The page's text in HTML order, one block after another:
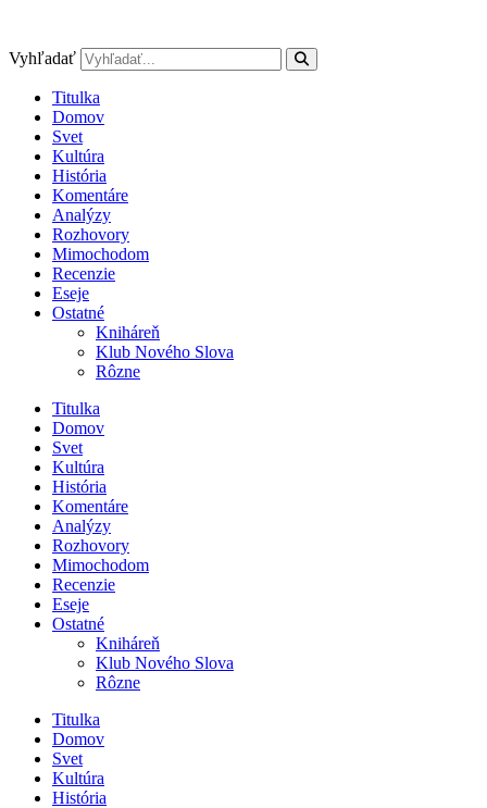
obsah
Vyhľadať
Titulka
Domov
Svet
Kultúra
História
Komentáre
Analýzy
Rozhovory
Mimochodom
Recenzie
Eseje
Ostatné
Kniháreň
Klub Nového Slova
Rôzne
Titulka
Domov
Svet
Kultúra
História
Komentáre
Analýzy
Rozhovory
Mimochodom
Recenzie
Eseje
Ostatné
Kniháreň
Klub Nového Slova
Rôzne
Titulka
Domov
Svet
Kultúra
História